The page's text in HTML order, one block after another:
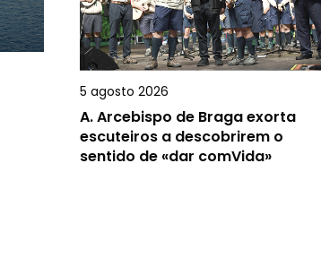
5 agosto 2026
A.Arcebispo de Braga exorta
escuteiros a descobrirem o
sentido de «dar comVida»